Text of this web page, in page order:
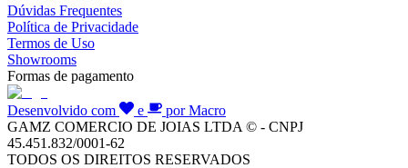
Dúvidas Frequentes
Política de Privacidade
Termos de Uso
Showrooms
Formas de pagamento
Desenvolvido com e
por Macro
GAMZ COMERCIO DE JOIAS LTDA © - CNPJ
45.451.832/0001-62
TODOS OS DIREITOS RESERVADOS